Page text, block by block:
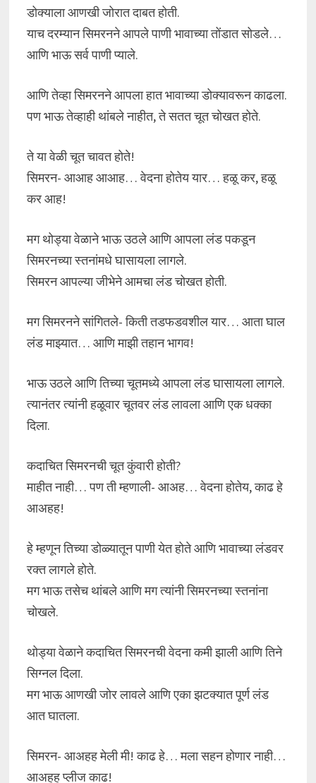
डोक्याला आणखी जोरात दाबत होती.
याच दरम्यान सिमरनने आपले पाणी भावाच्या तोंडात सोडले…
आणि भाऊ सर्व पाणी प्याले.
आणि तेव्हा सिमरनने आपला हात भावाच्या डोक्यावरून काढला.
पण भाऊ तेव्हाही थांबले नाहीत, ते सतत चूत चोखत होते.
ते या वेळी चूत चावत होते!
सिमरन- आआह आआह… वेदना होतेय यार… हळू कर, हळू
कर आह!
मग थोड्या वेळाने भाऊ उठले आणि आपला लंड पकडून
सिमरनच्या स्तनांमधे घासायला लागले.
सिमरन आपल्या जीभेने आमचा लंड चोखत होती.
मग सिमरनने सांगितले- किती तडफडवशील यार… आता घाल
लंड माझ्यात… आणि माझी तहान भागव!
भाऊ उठले आणि तिच्या चूतमध्ये आपला लंड घासायला लागले.
त्यानंतर त्यांनी हळूवार चूतवर लंड लावला आणि एक धक्का
दिला.
कदाचित सिमरनची चूत कुंवारी होती?
माहीत नाही… पण ती म्हणाली- आअह… वेदना होतेय, काढ हे
आअहह!
हे म्हणून तिच्या डोळ्यातून पाणी येत होते आणि भावाच्या लंडवर
रक्त लागले होते.
मग भाऊ तसेच थांबले आणि मग त्यांनी सिमरनच्या स्तनांना
चोखले.
थोड्या वेळाने कदाचित सिमरनची वेदना कमी झाली आणि तिने
सिग्नल दिला.
मग भाऊ आणखी जोर लावले आणि एका झटक्यात पूर्ण लंड
आत घातला.
सिमरन- आअहह मेली मी! काढ हे… मला सहन होणार नाही…
आअहह प्लीज काढ!